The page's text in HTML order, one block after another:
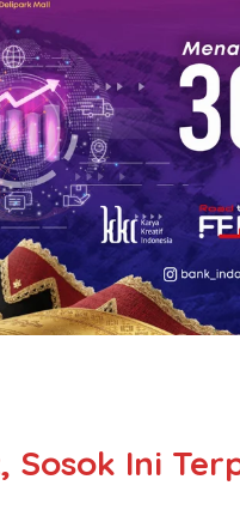
Sosok Ini